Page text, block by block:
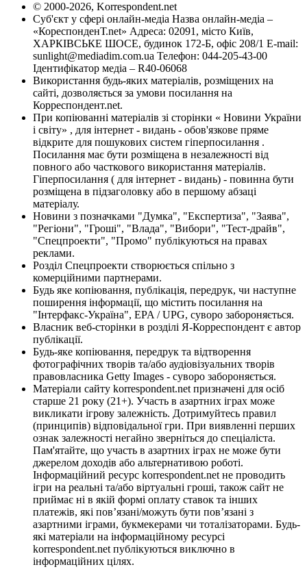
© 2000-2026, Korrespondent.net
Суб'єкт у сфері онлайн-медіа Назва онлайн-медіа –
«КореспонденТ.net» Адреса: 02091, місто Київ,
ХАРКІВСЬКЕ ШОСЕ, будинок 172-Б, офіс 208/1 E-mail:
sunlight@mediadim.com.ua Телефон: 044-205-43-00
Ідентифікатор медіа – R40-06068
Використання будь-яких матеріалів, розміщених на
сайті, дозволяється за умови посилання на
Корреспондент.net.
При копіюванні матеріалів зі сторінки « Новини України
і світу» , для інтернет - видань - обов'язкове пряме
відкрите для пошукових систем гіперпосилання .
Посилання має бути розміщена в незалежності від
повного або часткового використання матеріалів.
Гіперпосилання ( для інтернет - видань) - повинна бути
розміщена в підзаголовку або в першому абзаці
матеріалу.
Новини з позначками "Думка", "Експертиза", "Заява",
"Регіони", "Гроші", "Влада", "Вибори", "Тест-драйв",
"Спецпроекти", "Промо" публікуються на правах
реклами.
Розділ Спецпроекти створюється спільно з
комерційними партнерами.
Будь яке копіювання, публікація, передрук, чи наступне
поширення інформації, що містить посилання на
"Інтерфакс-Україна", EPA / UPG, суворо забороняється.
Власник веб-сторінки в розділі Я-Корреспондент є автор
публікації.
Будь-яке копіювання, передрук та відтворення
фотографічних творів та/або аудіовізуальних творів
правовласника Getty Images - суворо забороняється.
Матеріали сайту korrespondent.net призначені для осіб
старше 21 року (21+). Участь в азартних іграх може
викликати ігрову залежність. Дотримуйтесь правил
(принципів) відповідальної гри. При виявленні перших
ознак залежності негайно зверніться до спеціаліста.
Пам'ятайте, що участь в азартних іграх не може бути
джерелом доходів або альтернативою роботі.
Інформаційний ресурс korrespondent.net не проводить
ігри на реальні та/або віртуальні гроші, також сайт не
приймає ні в якій формі оплату ставок та інших
платежів, які пов’язані/можуть бути пов’язані з
азартними іграми, букмекерами чи тоталізаторами. Будь-
які матеріали на інформаційному ресурсі
korrespondent.net публікуються виключно в
інформаційних цілях.